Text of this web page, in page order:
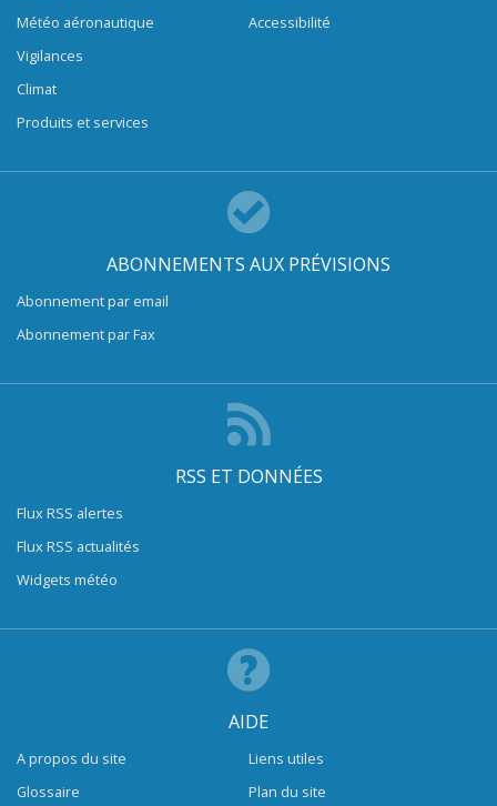
Météo aéronautique
Vigilances
Climat
Produits et services
Accessibilité
ABONNEMENTS AUX PRÉVISIONS
Abonnement par email
Abonnement par Fax
RSS ET DONNÉES
Flux RSS alertes
Flux RSS actualités
Widgets météo
AIDE
A propos du site
Glossaire
Liens utiles
Plan du site